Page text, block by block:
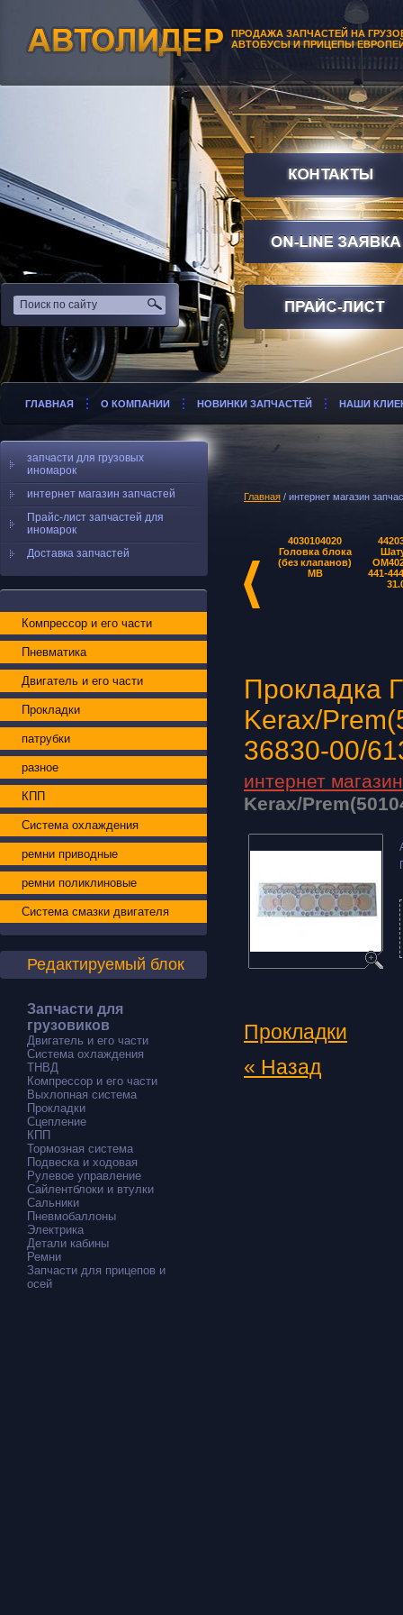
ПРОДАЖА ЗАПЧАСТЕЙ НА
АВТОБУСЫ И ПРИЦЕПЫ
ГЛАВНАЯ О КОМПАНИИ НОВИНКИ ЗАПЧАСТЕЙ НАШИ
Главная/ интернет
насос
циркуляционный
отопитель
салона
Маховик 420
4030104020
Головка блока
(без клапанов)
441-
Прокладка
Kerax/
36830-00/
интернет
Kerax/
Прокладки
« Назад
запчасти для грузовых
иномарок
интернет магазин запчастей
Прайс-лист запчастей для
иномарок
Доставка запчастей
Компрессор и его части
Пневматика
Двигатель и его части
Прокладки
патрубки
разное
КПП
Система охлаждения
ремни приводные
ремни поликлиновые
Система смазки двигателя
Редактируемый блок
Запчасти для
грузовиков
Двигатель и его части
Система охлаждения
ТНВД
Компрессор и его части
Выхлопная система
Прокладки
Сцепление
КПП
Тормозная система
Подвеска и ходовая
Рулевое управление
Сайлентблоки и втулки
Сальники
Пневмобаллоны
Электрика
Детали кабины
Ремни
Запчасти для прицепов и
осей